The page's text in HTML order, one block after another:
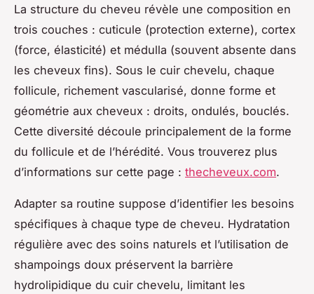
La structure du cheveu révèle une composition en
trois couches : cuticule (protection externe), cortex
(force, élasticité) et médulla (souvent absente dans
les cheveux fins). Sous le cuir chevelu, chaque
follicule, richement vascularisé, donne forme et
géométrie aux cheveux : droits, ondulés, bouclés.
Cette diversité découle principalement de la forme
du follicule et de l’hérédité. Vous trouverez plus
d’informations sur cette page : thecheveux.com.
Adapter sa routine suppose d’identifier les besoins
spécifiques à chaque type de cheveu. Hydratation
régulière avec des soins naturels et l’utilisation de
shampoings doux préservent la barrière
hydrolipidique du cuir chevelu, limitant les